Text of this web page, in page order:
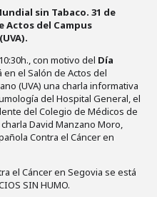
sin Tabaco. 31 de
Actos del Campus
con motivo del Día
en el Salón de Actos del
(UVA) una charla informativa
del Hospital General, el
del Colegio de Médicos de
David Manzano Moro,
Contra el Cáncer en
el Cáncer en Segovia se está
SIN HUMO.